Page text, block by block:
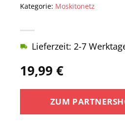
19,99€
Lieferzeit: 2-7
ZUM
Kategorie: Moskitonetz